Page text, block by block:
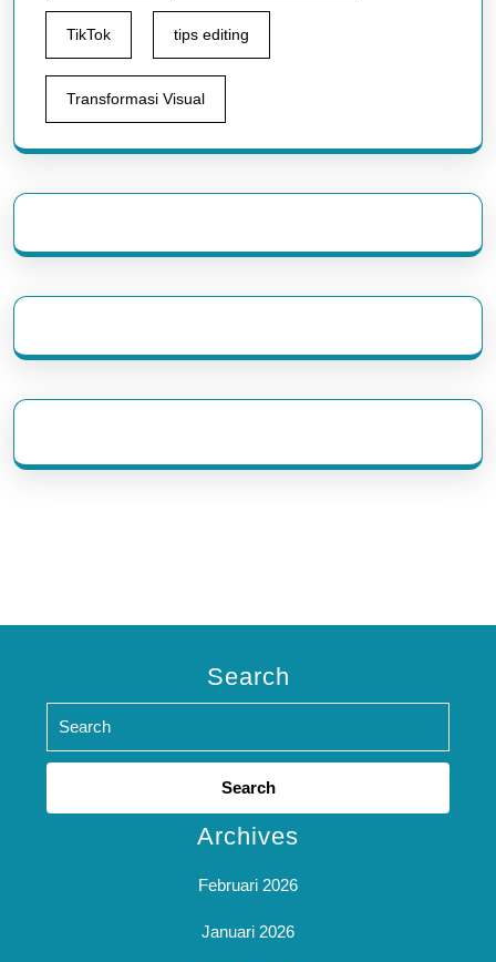
TikTok tips editing
Transformasi Visual
Search
Search
Archives
Februari 2026
Januari 2026